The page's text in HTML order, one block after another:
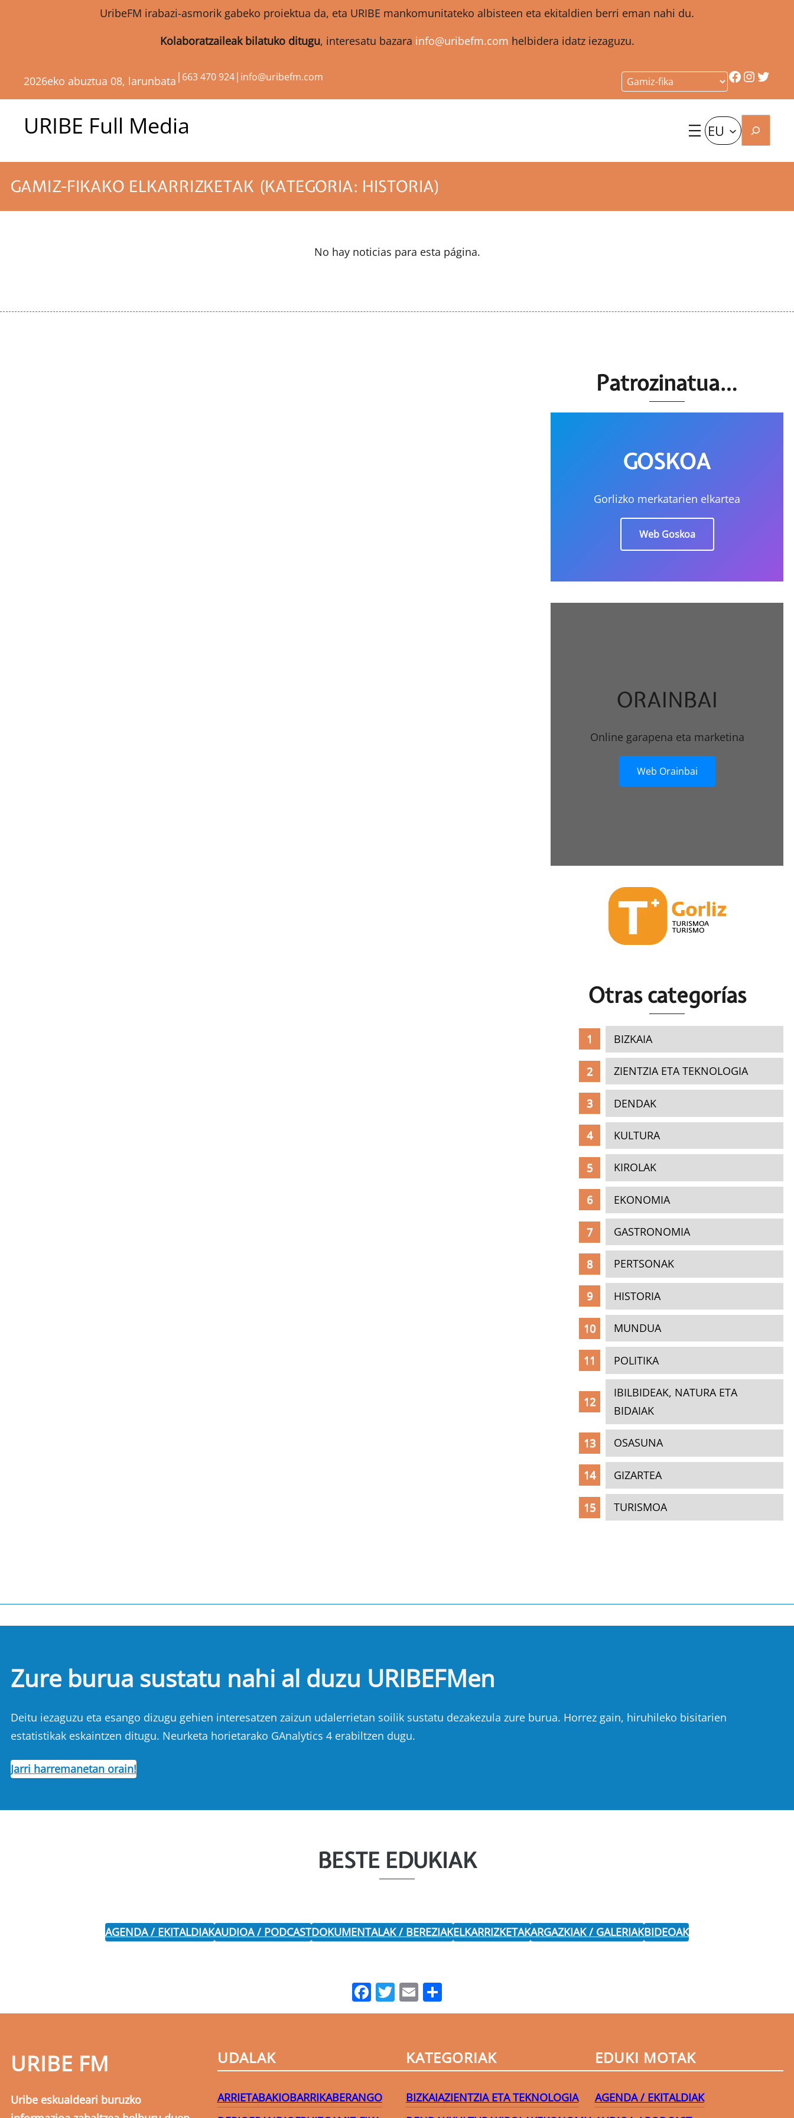
UribeFM irabazi-asmorik gabeko proiektua da, eta URIBE mankomunitateko albisteen eta ekitaldien berri eman nahi du.
Kolaboratzaileak bilatuko ditugu, interesatu bazara info@uribefm.com helbidera idatz iezaguzu.
2026eko abuztua 08, larunbata | 663 470 924| info@uribefm.com Facebook
URIBE Full Media EU Bilatu
GAMIZ-FIKAKO ELKARRIZKETAK (KATEGORIA: HISTORIA)
No hay noticias para esta página.
Patrozinatua…
GOSKOA
Gorlizko merkatarien elkartea
Web Goskoa
ORAINBAI
Online garapena eta marketina
Web Orainbai
Otras categorías
BIZKAIA
ZIENTZIA ETA TEKNOLOGIA
DENDAK
KULTURA
KIROLAK
EKONOMIA
GASTRONOMIA
PERTSONAK
HISTORIA
MUNDUA
POLITIKA
IBILBIDEAK, NATURA ETA
BIDAIAK
OSASUNA
GIZARTEA
TURISMOA
Zure burua sustatu nahi al duzu URIBEFMen
Deitu iezaguzu eta esango dizugu gehien interesatzen zaizun udalerrietan soilik sustatu dezakezula zure burua. Horrez gain, hiruhileko bisitarien
estatistikak eskaintzen ditugu. Neurketa horietarako GAnalytics 4 erabiltzen dugu.
Jarri harremanetan orain!
BESTE EDUKIAK
AGENDA / EKITALDIAKAUDIOA / PODCASTDOKUMENTALAK / BEREZIAKELKARRIZKETAKARGAZKIAK / GALERIAKBIDEOAK
Facebook
Twitter
Email
URIBE FM
Uribe eskualdeari buruzko
UDALAK
ARRIETABAKIOBARRIKABERANGO
KATEGORIAK
BIZKAIAZIENTZIA ETA TEKNOLOGIA
EDUKI MOTAK
AGENDA / EKITALDIAK